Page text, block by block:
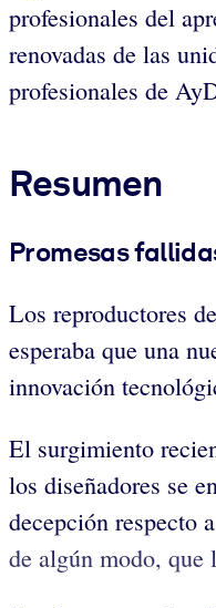
profesionales del
renovadas de las
profesionales de
Resumen
Promesas
Los reproductores
esperaba que una
innovación
El surgimiento
los diseñadores se
decepción respecto
de algún modo, que